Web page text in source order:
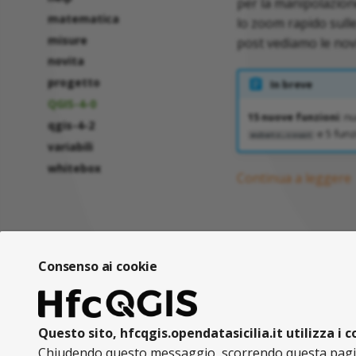
matematica
misure
novita
progetto
QGIS-4-0
qgis-4-2
variabili
whitebox
lo zoom rapido
post vediamo le
In breve
15 nuove funzioni:
substr_count e 5
Continua a leggere
Consenso ai cookie
Questo sito, hfcqgis.opendatasicilia.it utilizza i